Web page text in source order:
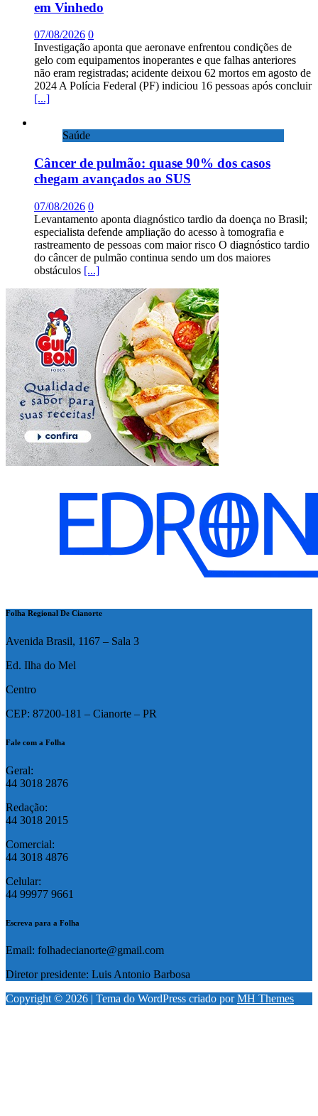
em Vinhedo
07/08/2026 0
Investigação aponta que aeronave enfrentou condições de
gelo com equipamentos inoperantes e que falhas anteriores
não eram registradas; acidente deixou 62 mortos em agosto de
2024 A Polícia Federal (PF) indiciou 16 pessoas após concluir
[...]
Saúde
Câncer de pulmão: quase 90% dos casos
chegam avançados ao SUS
07/08/2026 0
Levantamento aponta diagnóstico tardio da doença no Brasil;
especialista defende ampliação do acesso à tomografia e
rastreamento de pessoas com maior risco O diagnóstico tardio
do câncer de pulmão continua sendo um dos maiores
obstáculos [...]
Folha Regional De Cianorte
Avenida Brasil, 1167 – Sala 3
Ed. Ilha do Mel
Centro
CEP: 87200-181 – Cianorte – PR
Fale com a Folha
Geral:
44 3018 2876
Redação:
44 3018 2015
Comercial:
44 3018 4876
Celular:
44 99977 9661
Escreva para a Folha
Email: folhadecianorte@gmail.com
Diretor presidente: Luis Antonio Barbosa
Copyright © 2026 | Tema do WordPress criado porMH Themes